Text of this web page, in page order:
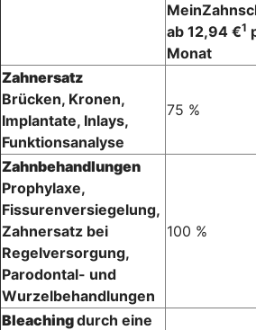
ab 12,94 €1
Monat
Zahnersatz
Brücken, Kronen,
Implantate, Inlays,
Funktionsanalyse
75 %
Zahnbehandlungen
Prophylaxe,
Fissurenversiegelung,
Zahnersatz bei
Regelversorgung,
Parodontal- und
Wurzelbehandlungen
100 %
Bleachingdurch eine